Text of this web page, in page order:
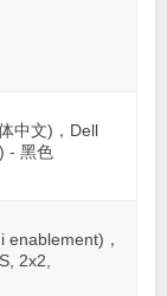
中文)，Dell
- 黑色
enablement)，
2x2,